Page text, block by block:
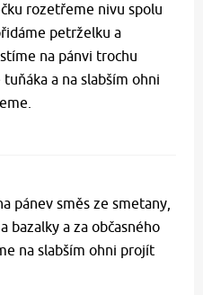
rozetřeme nivu spolu
petrželku a
na pánvi trochu
a na slabším ohni
pánev směs ze smetany,
bazalky a za občasného
na slabším ohni projít